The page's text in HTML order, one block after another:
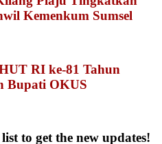
Kemenkum Sumsel
RI ke-81 Tahun
Bupati OKUS
to get the new updates!